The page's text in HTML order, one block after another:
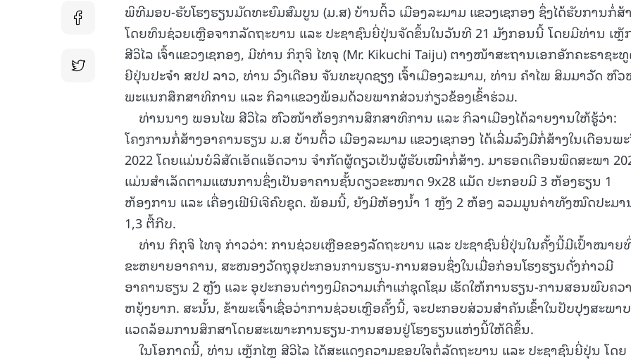
ພິທີມອບ-ຮັບໂຮງຮຽນມັດທະຍົມສົມບູນ (ມ.ສ) ບ້ານຕິ້ວ ເມືອງລະມາມ ແຂວງເຊກອງ ຊຶ່ງໄດ້ຮັບການກໍ່ສ້
ໂດຍທຶນຊ່ວຍເຫຼືອຈາກລັດຖະບານ ແລະ ປະຊາຊົນຍີ່ປຸ່ນຈັດຂຶ້ນໃນວັນທີ 21 ມັງກອນນີ້ ໂດຍມີທ່ານ ເຫຼັ
ສີວິໄລ ເຈົ້າແຂວງເຊກອງ, ມີທ່ານ ກິກຸຈິ ໄທຈຸ (Mr. Kikuchi Taiju) ຕາງໜ້າສະຖານເອກອັກຄະຣາຊະ
ຍີປຸ່ນປະຈໍາ ສປປ ລາວ, ທ່ານ ວົງເດືອນ ຈັນທະບຸດຊຽງ ເຈົ້າເມືອງລະມາມ, ທ່ານ ຄໍາໄພ ສິມມາວັດ ຫົ
ພະແນກສຶກສາທິການ ແລະ ກິລາແຂວງພ້ອມດ້ວຍພາກສ່ວນກ່ຽວຂ້ອງເຂົ້າຮ່ວມ.
ທ່ານນາງ ພອນໄພ ສີວິໄລ ຫົວໜ້າຫ້ອງການສຶກສາທິການ ແລະ ກິລາເມືອງໄດ້ລາຍງານໃຫ້ຮູ້ວ່າ:
ໂຄງການກໍ່ສ້າງອາຄານຮຽນ ມ.ສ ບ້ານຕິ້ວ ເມືອງລະມາມ ແຂວງເຊກອງ ໄດ້ເລີ່ມລົງມືກໍ່ສ້າງໃນເດືອນພ
2022 ໂດຍແມ່ນບໍລິສັດເອັດແອັດວານ ຈຳກັດຜູ້ດຽວເປັນຜູ້ຮັບເໝົາກໍ່ສ້າງ. ມາຮອດເດືອນພຶດສະພາ
ແມ່ນສໍາເລັດຕາມແຜນການຊຶ່ງເປັນອາຄານຊັ້ນດຽວຂະໜາດ 9x28 ແມັດ ປະກອບມີ 3 ຫ້ອງຮຽນ 1
ຫ້ອງການ ແລະ ເຄື່ອງເຟີນີເຈີຄົບຊຸດ. ພ້ອມນີ້, ຍັງມີຫ້ອງນໍ້າ 1 ຫຼັງ 2 ຫ້ອງ ລວມມູນຄ່າທັງໝົດປະມາ
1,3 ຕື້ກີບ.
ທ່ານ ກິກຸຈິ ໄທຈຸ ກ່າວວ່າ: ການຊ່ວຍເຫຼືອຂອງລັດຖະບານ ແລະ ປະຊາຊົນຍີ່ປຸ່ນໃນຄັ້ງນີ້ມີເປົ້າໝາຍ
ຂະຫຍາຍອາຄານ, ສະໜອງວັດຖຸອຸປະກອນການຮຽນ-ການສອນຊຶ່ງໃນເມື່ອກ່ອນໂຮງຮຽນດັ່ງກ່າວມີ
ອາຄານຮຽນ 2 ຫຼັງ ແລະ ອຸປະກອນຕ່າງໆມີຄວາມເກົ່າແກ່ຊຸດໂຊມ ເຮັດໃຫ້ການຮຽນ-ການສອນພົບຄວ
ຫຍຸ້ງຍາກ. ສະນັ້ນ, ຂ້າພະເຈົ້າເຊື່ອວ່າການຊ່ວຍເຫຼືອຄັ້ງນີ້, ຈະປະກອບສ່ວນສໍາຄັນເຂົ້າໃນປັບປຸງສະພາບ
ແວດລ້ອມການສຶກສາໂດຍສະເພາະການຮຽນ-ການສອນຢູ່ໂຮງຮຽນແຫ່ງນີ້ໃຫ້ດີຂຶ້ນ.
ໃນໂອກາດນີ້, ທ່ານ ເຫຼັກໄຫຼ ສີວິໄລ ໄດ້ສະແດງຄວາມຂອບໃຈຕໍ່ລັດຖະບານ ແລະ ປະຊາຊົນຍີ່ປຸ່ນ ໂດຍ
15.039(06-08-2026)